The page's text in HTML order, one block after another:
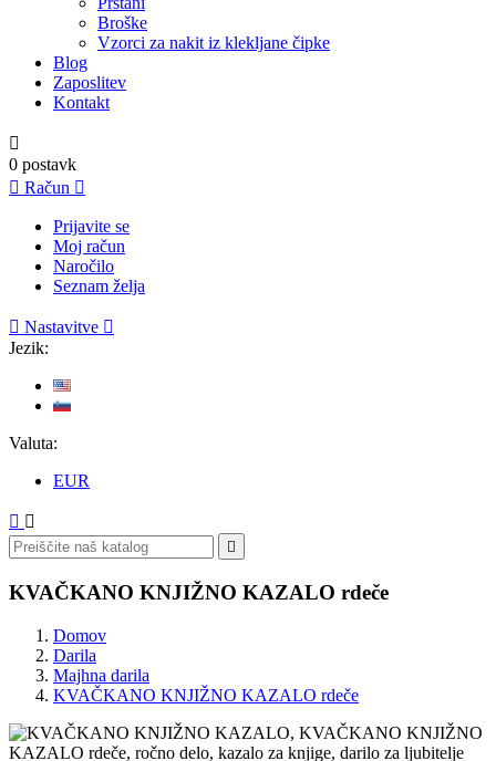
Broške
Vzorci za nakit iz klekljane čipke
Blog
Zaposlitev
Kontakt

0 postavk
 Račun 
Prijavite se
Moj račun
Naročilo
Seznam želja
 Nastavitve 
Jezik:
Valuta:
EUR
 

KVAČKANO KNJIŽNO KAZALO rdeče
Domov
Darila
Majhna darila
KVAČKANO KNJIŽNO KAZALO rdeče